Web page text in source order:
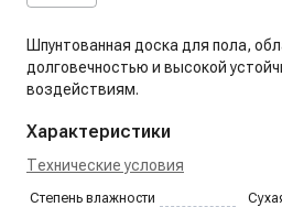
Шпунтованная доска для пола,
долговечностью и высокой
воздействиям.
Характеристики
Технические условия
Степень влажности